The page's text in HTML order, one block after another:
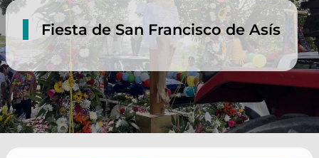
Fiesta de San Francisco de Asís